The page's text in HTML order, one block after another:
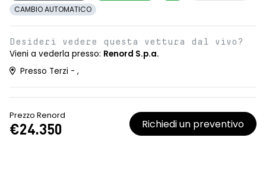
CAMBIO AUTOMATICO
Desideri vedere questa vettura dal vivo?
Vieni a vederla presso: Renord S.p.a.
Presso Terzi - ,
Prezzo Renord
€24.350 Richiedi un preventivo